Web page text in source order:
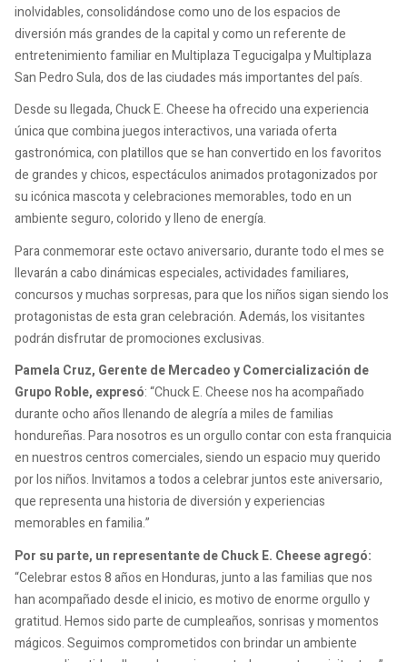
inolvidables, consolidándose como uno de los espacios de
diversión más grandes de la capital y como un referente de
entretenimiento familiar en Multiplaza Tegucigalpa y Multiplaza
San Pedro Sula, dos de las ciudades más importantes del país.
Desde su llegada, Chuck E. Cheese ha ofrecido una experiencia
única que combina juegos interactivos, una variada oferta
gastronómica, con platillos que se han convertido en los favoritos
de grandes y chicos, espectáculos animados protagonizados por
su icónica mascota y celebraciones memorables, todo en un
ambiente seguro, colorido y lleno de energía.
Para conmemorar este octavo aniversario, durante todo el mes se
llevarán a cabo dinámicas especiales, actividades familiares,
concursos y muchas sorpresas, para que los niños sigan siendo los
protagonistas de esta gran celebración. Además, los visitantes
podrán disfrutar de promociones exclusivas.
Pamela Cruz, Gerente de Mercadeo y Comercialización de
Grupo Roble, expresó: “Chuck E. Cheese nos ha acompañado
durante ocho años llenando de alegría a miles de familias
hondureñas. Para nosotros es un orgullo contar con esta franquicia
en nuestros centros comerciales, siendo un espacio muy querido
por los niños. Invitamos a todos a celebrar juntos este aniversario,
que representa una historia de diversión y experiencias
memorables en familia.”
Por su parte, un representante de Chuck E. Cheese agregó:
“Celebrar estos 8 años en Honduras, junto a las familias que nos
han acompañado desde el inicio, es motivo de enorme orgullo y
gratitud. Hemos sido parte de cumpleaños, sonrisas y momentos
mágicos. Seguimos comprometidos con brindar un ambiente